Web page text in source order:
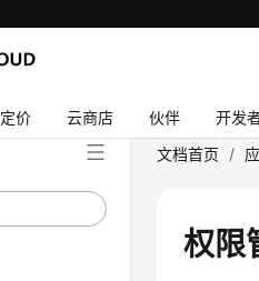
定价 云商店 伙伴 开发
文档首页 /
权限